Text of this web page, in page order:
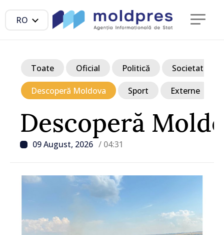
RO
Descoperă
09 August, 2026 / 04:31
Toate Oficial Politică Societate
Descoperă Moldova Sport Externe